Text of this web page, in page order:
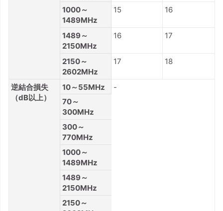
1000～
1489MHz
15 16
1489～
2150MHz
16 17
2150～
2602MHz
17 18
逆結合損失
（dB以上）
10～55MHz
-
70～
300MHz
300～
770MHz
1000～
1489MHz
1489～
2150MHz
2150～